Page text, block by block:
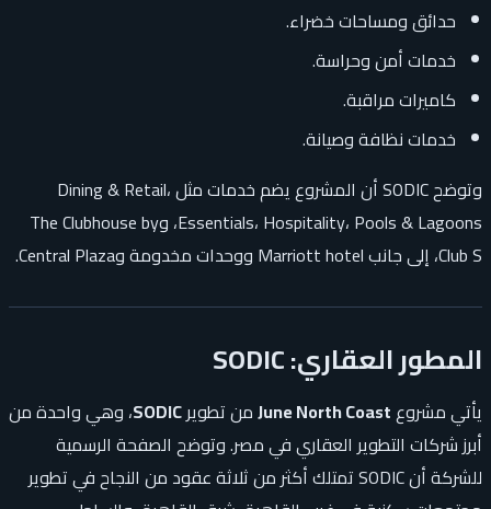
حدائق ومساحات خضراء.
خدمات أمن وحراسة.
كاميرات مراقبة.
خدمات نظافة وصيانة.
وتوضح SODIC أن المشروع يضم خدمات مثل Dining & Retail،
Essentials، Hospitality، Pools & Lagoons، وThe Clubhouse by
Club S، إلى جانب Marriott hotel ووحدات مخدومة وCentral Plaza.
المطور العقاري: SODIC
يأتي مشروعJune North Coastمن تطويرSODIC، وهي واحدة من
أبرز شركات التطوير العقاري في مصر. وتوضح الصفحة الرسمية
للشركة أن SODIC تمتلك أكثر من ثلاثة عقود من النجاح في تطوير